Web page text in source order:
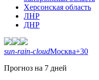
Херсонская область
ЛНР
ДНР
sun-rain-cloudМосква+30
Прогноз на 7 дней